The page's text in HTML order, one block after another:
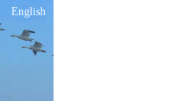
English